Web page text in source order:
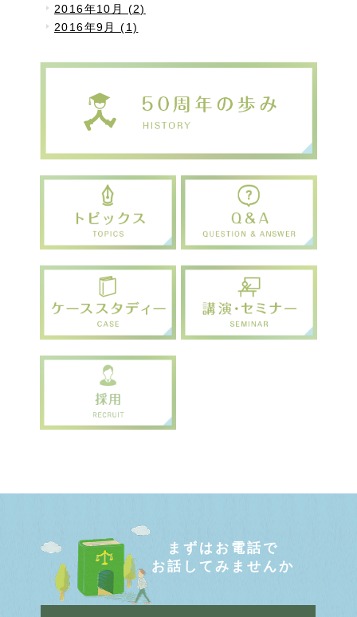
2016年10月 (2)
2016年9月 (1)
まずはお電話で
お話してみませんか